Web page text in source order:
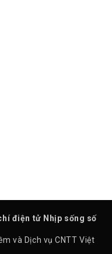
điện tử Nhịp sống số
và Dịch vụ CNTT Việt